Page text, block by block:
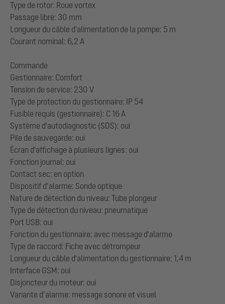
Type de rotor: Roue vortex
Passage libre: 30 mm
Longueur du câble d'alimentation de la pompe: 5 m
Courant nominal: 6,2 A
Commande
Gestionnaire: Comfort
Tension de service: 230 V
Type de protection du gestionnaire: IP 54
Fusible requis (gestionnaire): C 16 A
Système d'autodiagnostic (SDS): oui
Pile de sauvegarde: oui
Écran d'affichage à plusieurs lignes: oui
Fonction journal: oui
Contact sec: en option
Dispositif d’alarme: Sonde optique
Nature de détection du niveau: Tube plongeur
Type de détection du niveau: pneumatique
Port USB: oui
Fonction du gestionnaire: avec message d'alarme
Type de raccord: Fiche avec détrompeur
Longueur du câble d'alimentation du gestionnaire: 1,4 m
Interface GSM: oui
Disjoncteur du moteur: oui